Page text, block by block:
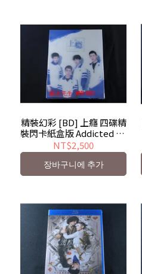
精裝幻彩 [BD] 上癮 四碟精
裝閃卡紙盒版 Addicted To
You - 網路劇
NT$2,500
장바구니에 추가